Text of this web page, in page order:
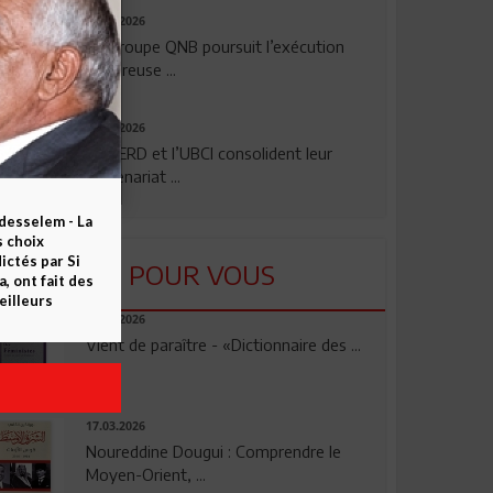
29.07.2026
Le Groupe QNB poursuit l’exécution
rigoureuse ...
24.07.2026
La BERD et l’UBCI consolident leur
partenariat ...
LU POUR VOUS
23.04.2026
Vient de paraître - «Dictionnaire des ...
17.03.2026
Noureddine Dougui : Comprendre le
Moyen-Orient, ...
- La
choix
par Si
ont fait des